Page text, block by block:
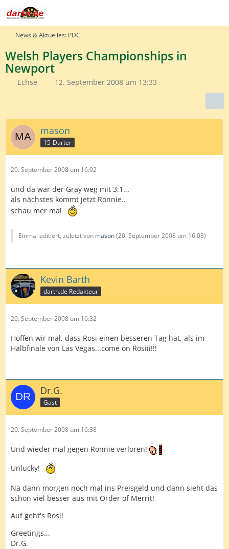
News & Aktuelles: PDC
Welsh Players Championships in
Newport
Echse 12. September 2008 um 13:33
mason
15-Darter
20. September 2008 um 16:02
und da war der Gray weg mit 3:1...
als nächstes kommt jetzt Ronnie..
schau mer mal
Einmal editiert, zuletzt von mason(20. September 2008 um 16:03)
Kevin Barth
dartn.de Redakteur
20. September 2008 um 16:32
Hoffen wir mal, dass Rosi einen besseren Tag hat, als im
Halbfinale von Las Vegas...come on Rosiii!!!
Dr.G.
Gast
20. September 2008 um 16:38
Und wieder mal gegen Ronnie verloren!
Unlucky!
Na dann morgen noch mal ins Preisgeld und dann sieht das
schon viel besser aus mit Order of Merrit!
Auf geht's Rosi!
Greetings...
Dr.G.